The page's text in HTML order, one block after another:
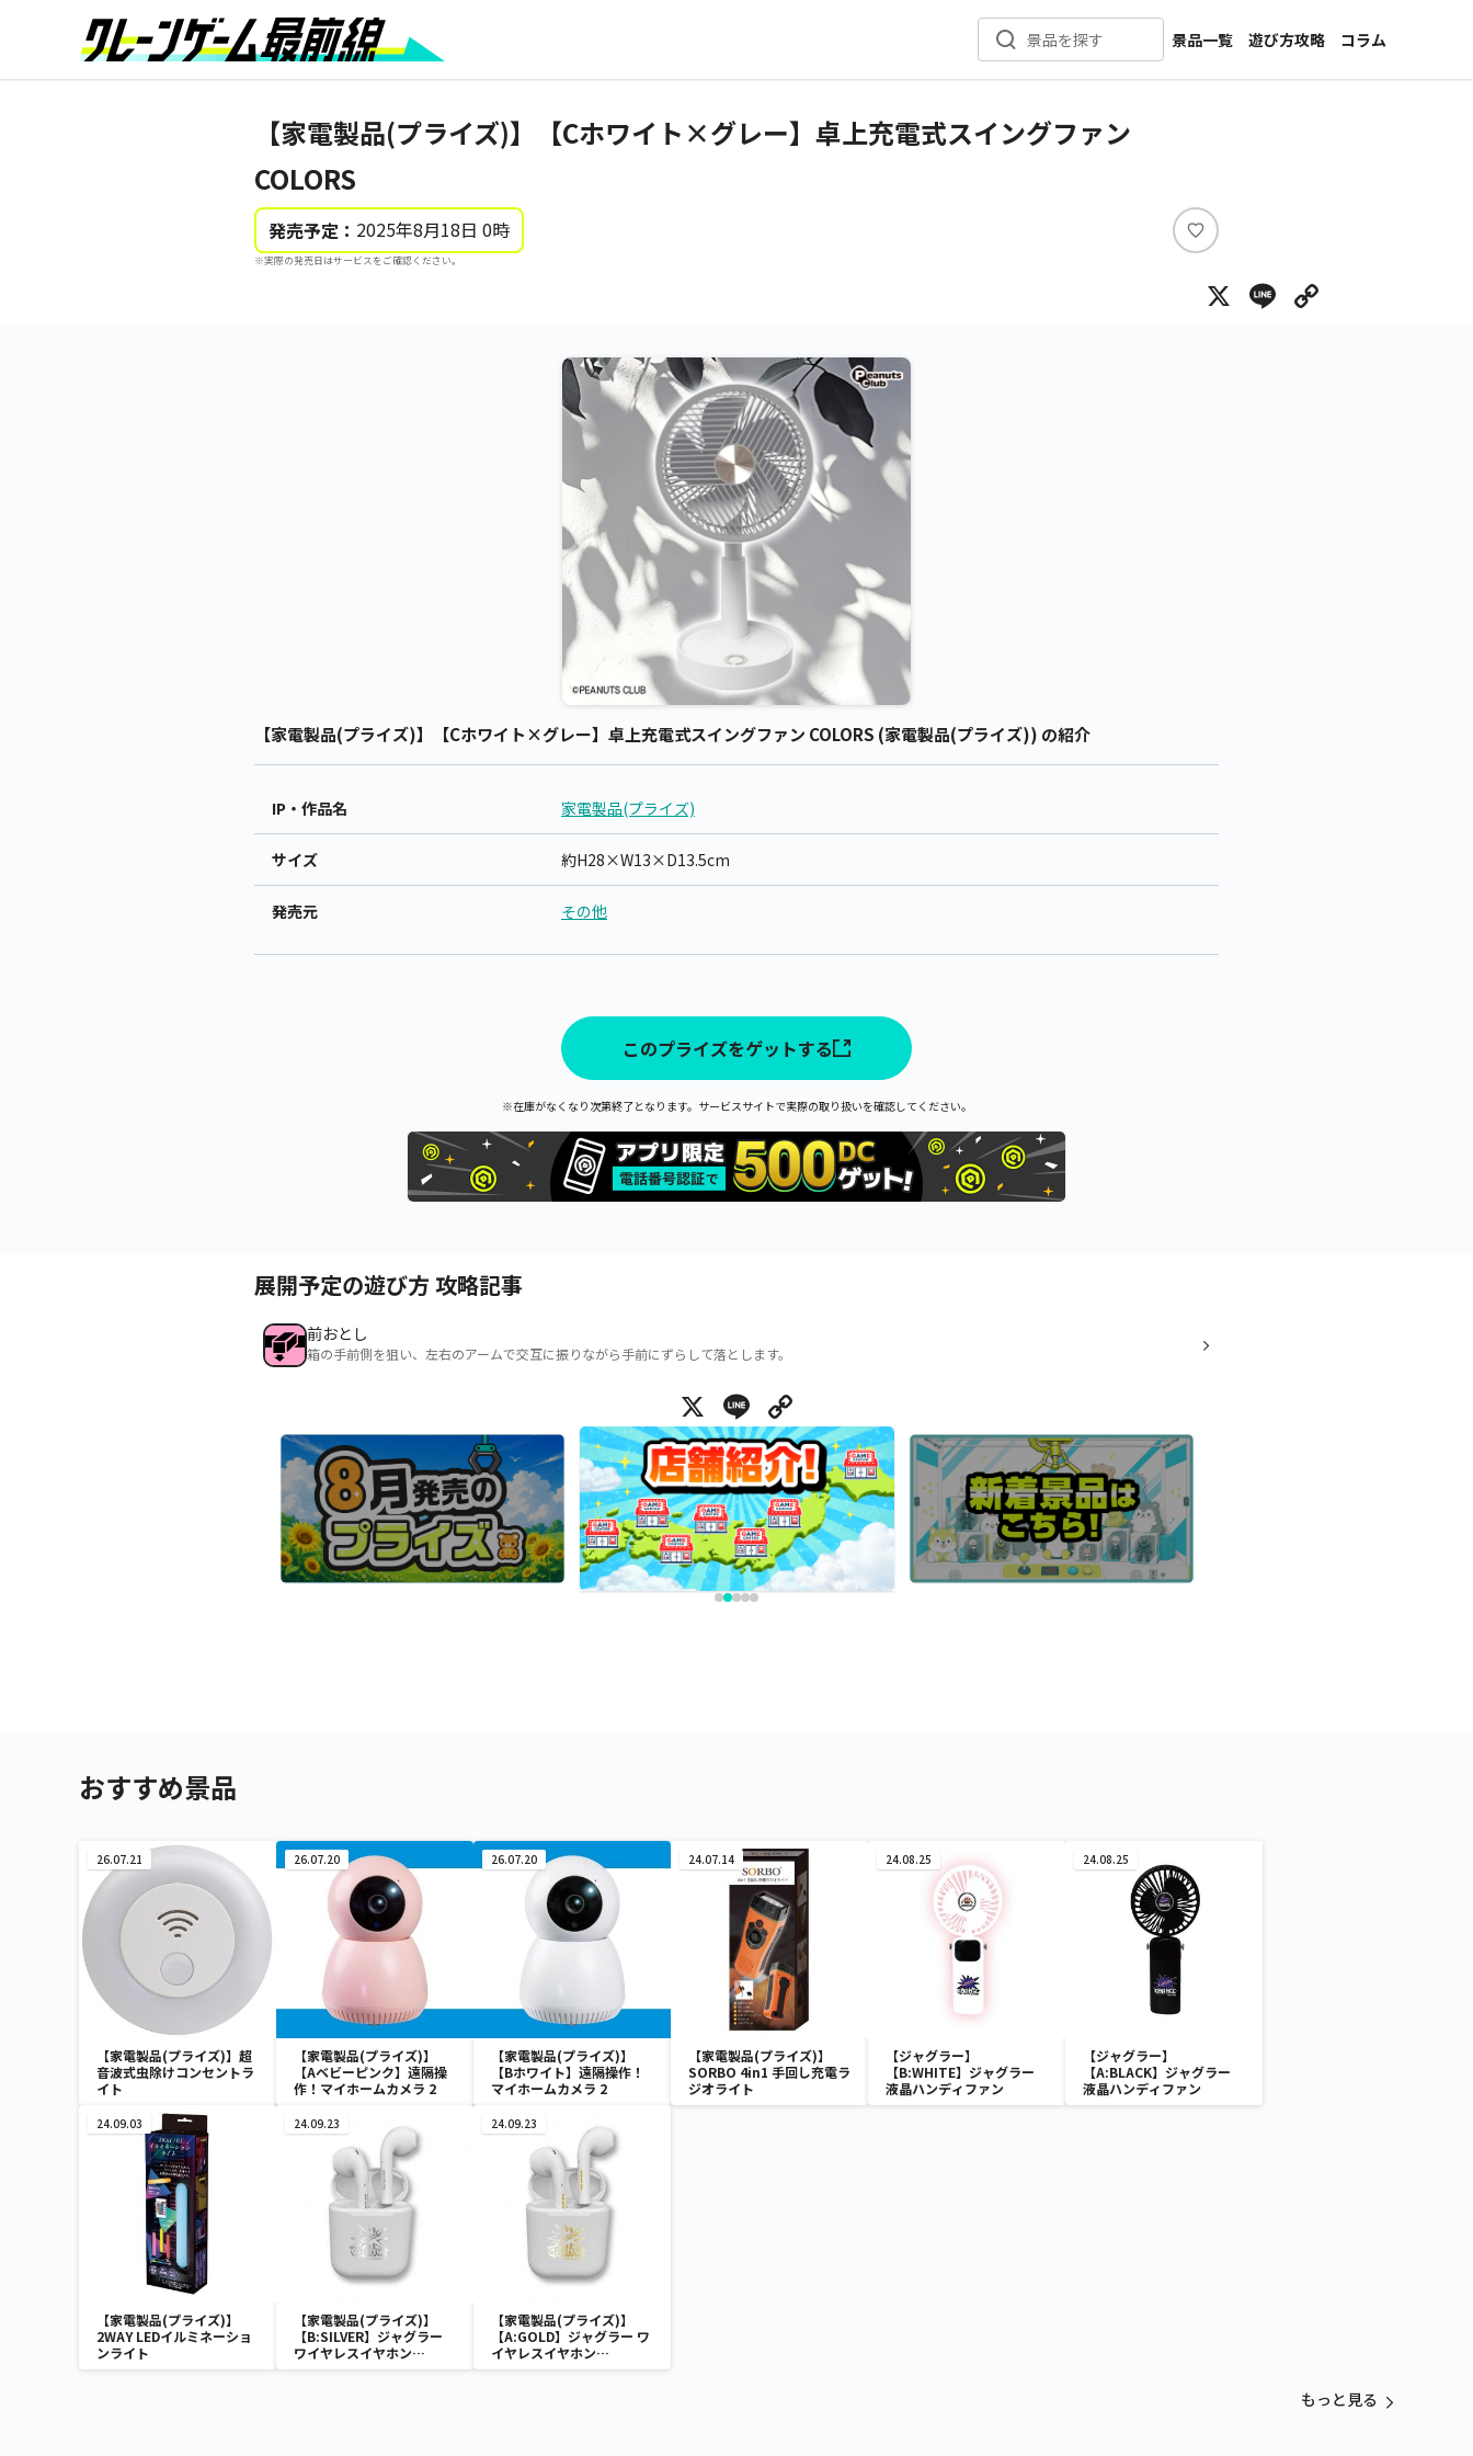
景品を探す
景品一覧
新着景品
遊び方攻略
コラム
インタビュー
【家電製品(プライズ)】【Cホワイト×グレー】卓上充電式スイングファン
COLORS
発売予定： 2025年8月18日 0時
※実際の発売日はサービスをご確認ください。
い
ね
X Line
【家電製品(プライズ)】【Cホワイト×グレー】卓上充電式スイングファン COLORS (家電製品(プライズ)) の紹介
IP・作品名 家電製品(プライズ)
サイズ 約H28×W13×D13.5cm
発売元 その他
このプライズをゲットする
※在庫がなくなり次第終了となります。サービスサイトで実際の取り扱いを確認してください。
展開予定の遊び方 攻略記事
前おとし
箱の手前側を狙い、左右のアームで交互に振りながら手前にずらして落とします。
X Line
おすすめ景品
26.07.21
【家電製品(プライズ)】超
音波式虫除けコンセントラ
イト
26.07.20
【家電製品(プライズ)】
【Aベビーピンク】遠隔操
作！マイホームカメラ 2
26.07.20
【家電製品(プライズ)】
【Bホワイト】遠隔操作！
マイホームカメラ 2
24.07.14
【家電製品(プライズ)】
SORBO 4in1 手回し充電ラ
ジオライト
24.08.25
【ジャグラー】
【B:WHITE】ジャグラー
液晶ハンディファン
24.08.25
【ジャグラー】
【A:BLACK】ジャグラー
液晶ハンディファン
24.09.03
【家電製品(プライズ)】
2WAY LEDイルミネーショ
ンライト
24.09.23
【家電製品(プライズ)】
【B:SILVER】ジャグラー
ワイヤレスイヤホン
2(GOLD&SILVER)
24.09.23
【家電製品(プライズ)】
【A:GOLD】ジャグラー ワ
イヤレスイヤホン
2(GOLD&SILVER)
もっと見る